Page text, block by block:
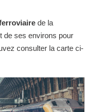
de la
de ses environs pour
consulter la carte ci-